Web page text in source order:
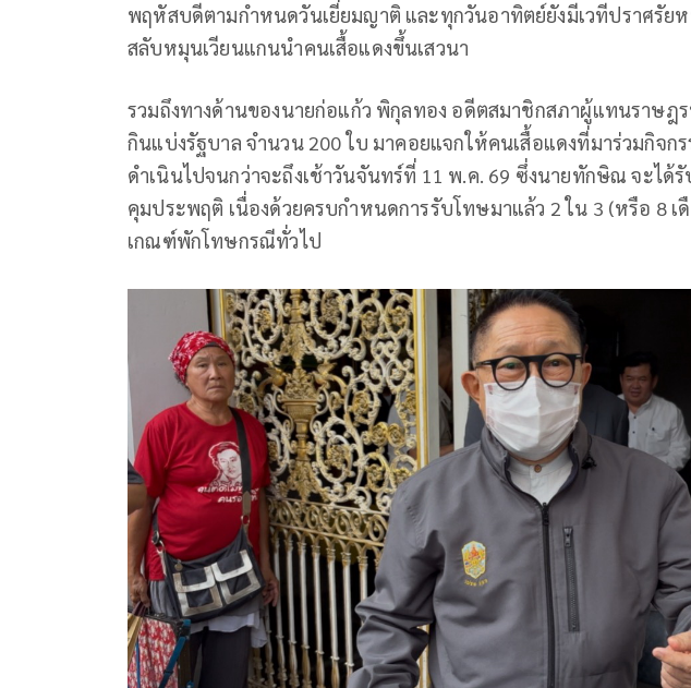
พฤหัสบดีตามกำหนดวันเยี่ยมญาติ และทุกวันอาทิตย์ยังมีเวทีปราศรัยห
สลับหมุนเวียนแกนนำคนเสื้อแดงขึ้นเสวนา
รวมถึงทางด้านของนายก่อแก้ว พิกุลทอง อดีตสมาชิกสภาผู้แทนราษฎ
กินแบ่งรัฐบาล จำนวน 200 ใบ มาคอยแจกให้คนเสื้อแดงที่มาร่วมกิจก
ดำเนินไปจนกว่าจะถึงเช้าวันจันทร์ที่ 11 พ.ค. 69 ซึ่งนายทักษิณ จะได้
คุมประพฤติ เนื่องด้วยครบกำหนดการรับโทษมาแล้ว 2 ใน 3 (หรือ 8 เ
เกณฑ์พักโทษกรณีทั่วไป